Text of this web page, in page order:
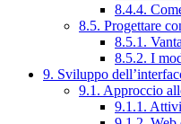
8.4.4.
8.5. Progettare
8.5.1.
8.5.2. I
9. Sviluppo
9.1. Approccio
9.1.1.